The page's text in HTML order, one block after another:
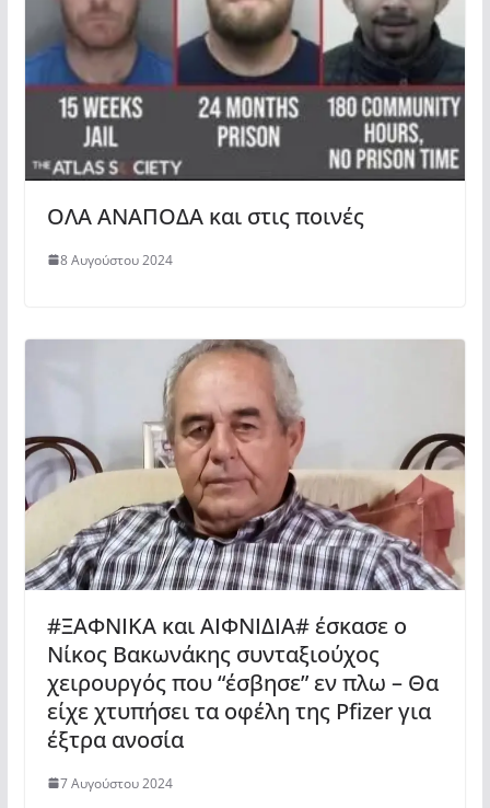
ΟΛΑ ΑΝΑΠΟΔΑ και στις ποινές
8 Αυγούστου 2024
#ΞΑΦΝΙΚΑ και ΑΙΦΝΙΔΙΑ# έσκασε ο
Νίκος Βακωνάκης συνταξιούχος
χειρουργός που “έσβησε” εν πλω – Θα
είχε χτυπήσει τα οφέλη της Pfizer για
έξτρα ανοσία
7 Αυγούστου 2024